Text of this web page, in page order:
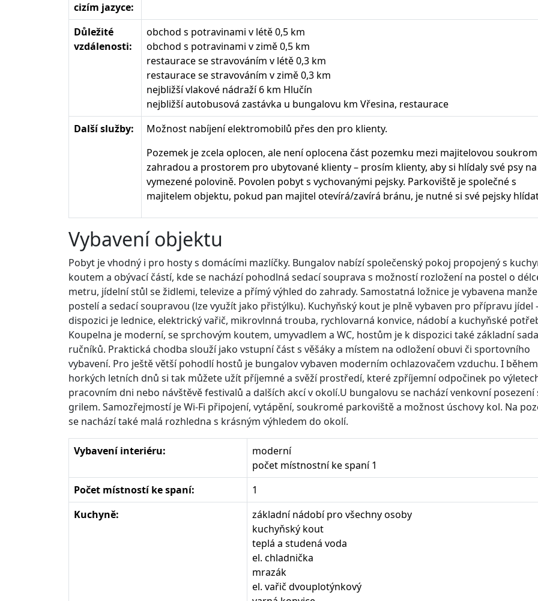
cizím jazyce:
Důležité
vzdálenosti:
obchod s potravinami v létě 0,5 km
obchod s potravinami v zimě 0,5 km
restaurace se stravováním v létě 0,3 km
restaurace se stravováním v zimě 0,3 km
nejbližší vlakové nádraží 6 km Hlučín
nejbližší autobusová zastávka u bungalovu km Vřesina, restaurace
Další služby:
Možnost nabíjení elektromobilů přes den pro klienty.
Pozemek je zcela oplocen, ale není oplocena část pozemku mezi majitelovou
zahradou a prostorem pro ubytované klienty – prosím klienty, aby si hlídaly své psy na
vymezené polovině. Povolen pobyt s vychovanými pejsky. Parkoviště je společné s
majitelem objektu, pokud pan majitel otevírá/zavírá bránu, je nutné si své pejsky
Vybavení objektu
Pobyt je vhodný i pro hosty s domácími mazlíčky. Bungalov nabízí společenský pokoj propojený s
koutem a obývací částí, kde se nachází pohodlná sedací souprava s možností rozložení na postel o
metru, jídelní stůl se židlemi, televize a přímý výhled do zahrady. Samostatná ložnice je vybavena
postelí a sedací soupravou (lze využít jako přistýlku). Kuchyňský kout je plně vybaven pro přípravu jídel
dispozici je lednice, elektrický vařič, mikrovlnná trouba, rychlovarná konvice, nádobí a kuchyňské
Koupelna je moderní, se sprchovým koutem, umyvadlem a WC, hostům je k dispozici také základní sada
ručníků. Praktická chodba slouží jako vstupní část s věšáky a místem na odložení obuvi či sportovního
vybavení. Pro ještě větší pohodlí hostů je bungalov vybaven moderním ochlazovačem vzduchu. I během
horkých letních dnů si tak můžete užít příjemné a svěží prostředí, které zpříjemní odpočinek po
pracovním dni nebo návštěvě festivalů a dalších akcí v okolí.U bungalovu se nachází venkovní posezení
grilem. Samozřejmostí je Wi-Fi připojení, vytápění, soukromé parkoviště a možnost úschovy kol. Na
se nachází také malá rozhledna s krásným výhledem do okolí.
Vybavení interiéru:
moderní
počet místnostní ke spaní 1
Počet místností ke spaní:
1
Kuchyně:
základní nádobí pro všechny osoby
kuchyňský kout
teplá a studená voda
el. chladnička
mrazák
el. vařič dvouplotýnkový